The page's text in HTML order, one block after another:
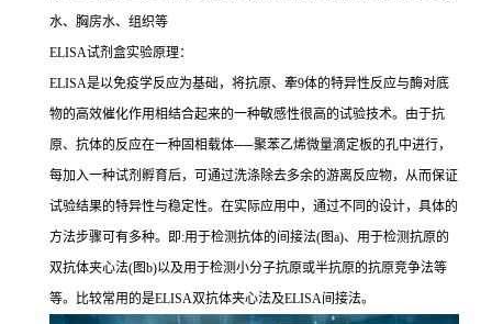
水、胸房水、组织等
ELISA试剂盒实验原理：
ELISA是以免疫学反应为基础，将抗原、牽9体的特异性反应与酶对底
物的高效催化作用相结合起来的一种敏感性很高的试验技术。由于抗
原、抗体的反应在一种固相载体──聚苯乙烯微量滴定板的孔中进行，
每加入一种试剂孵育后，可通过洗涤除去多余的游离反应物，从而保证
试验结果的特异性与稳定性。在实际应用中，通过不同的设计，具体的
方法步骤可有多种。即:用于检测抗体的间接法(图a)、用于检测抗原的
双抗体夹心法(图b)以及用于检测小分子抗原或半抗原的抗原竞争法等
等。比较常用的是ELISA双抗体夹心法及ELISA间接法。